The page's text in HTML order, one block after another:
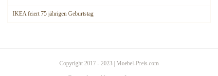
IKEA feiert 75 jährigen Geburtstag
Copyright 2017 - 2023 | Moebel-Preis.com